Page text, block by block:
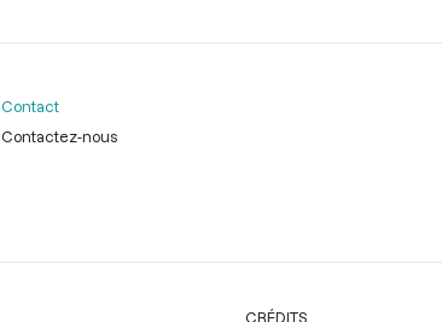
Contact
Contactez-nous
CRÉDITS